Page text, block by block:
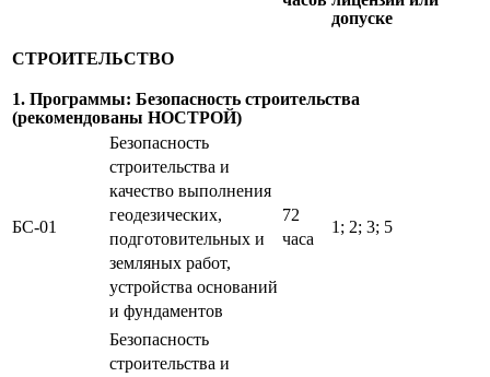
допуске
СТРОИТЕЛЬСТВО
1. Программы: Безопасность строительства
(рекомендованы НОСТРОЙ)
БС-01
Безопасность
строительства и
качество выполнения
геодезических,
подготовительных и
земляных работ,
устройства оснований
и фундаментов
72
часа
1; 2; 3; 5
Безопасность
строительства и